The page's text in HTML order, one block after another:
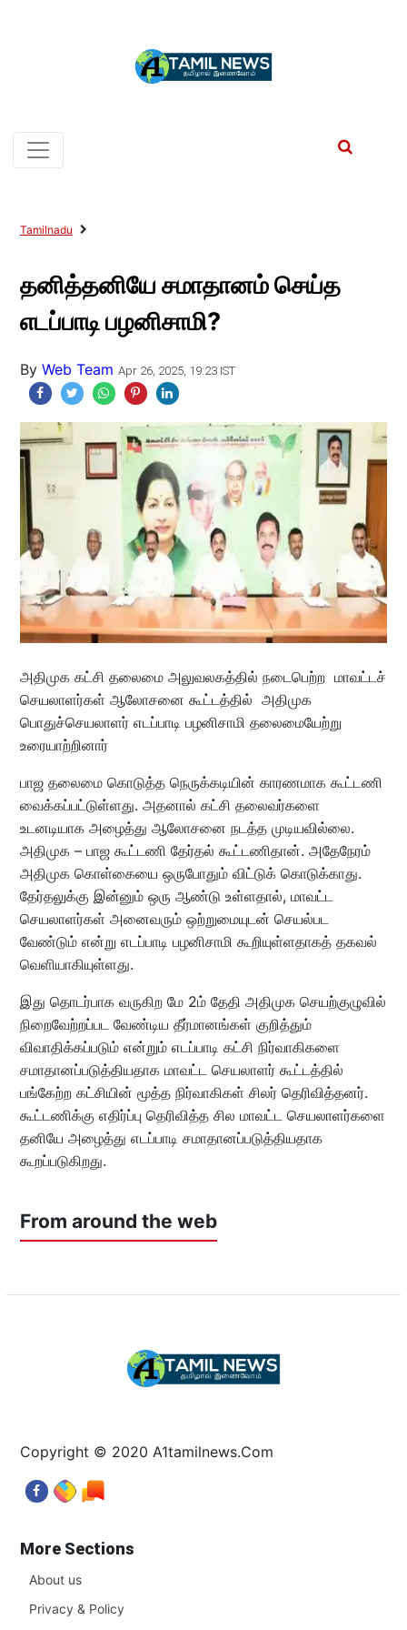
Tamilnadu
தனித்தனியே சமாதானம் செய்த
எடப்பாடி பழனிசாமி?
By Web Team Apr 26, 2025, 19:23 IST
அதிமுக கட்சி தலைமை அலுவலகத்தில் நடைபெற்ற மாவட்டச்
செயலாளர்கள் ஆலோசனை கூட்டத்தில் அதிமுக
பொதுச்செயலாளர் எடப்பாடி பழனிசாமி தலைமையேற்று
உரையாற்றினார்
பாஜ தலைமை கொடுத்த நெருக்கடியின் காரணமாக கூட்டணி
வைக்கப்பட்டுள்ளது. அதனால் கட்சி தலைவர்களை
உடனடியாக அழைத்து ஆலோசனை நடத்த முடியவில்லை.
அதிமுக – பாஜ கூட்டணி தேர்தல் கூட்டணிதான். அதேநேரம்
அதிமுக கொள்கையை ஒருபோதும் விட்டுக் கொடுக்காது.
தேர்தலுக்கு இன்னும் ஒரு ஆண்டு உள்ளதால், மாவட்ட
செயலாளர்கள் அனைவரும் ஒற்றுமையுடன் செயல்பட
வேண்டும் என்று எடப்பாடி பழனிசாமி கூறியுள்ளதாகத் தகவல்
வெளியாகியுள்ளது.
இது தொடர்பாக வருகிற மே 2ம் தேதி அதிமுக செயற்குழுவில்
நிறைவேற்றப்பட வேண்டிய தீர்மானங்கள் குறித்தும்
விவாதிக்கப்படும் என்றும் எடப்பாடி கட்சி நிர்வாகிகளை
சமாதானப்படுத்தியதாக மாவட்ட செயலாளர் கூட்டத்தில்
பங்கேற்ற கட்சியின் மூத்த நிர்வாகிகள் சிலர் தெரிவித்தனர்.
கூட்டணிக்கு எதிர்ப்பு தெரிவித்த சில மாவட்ட செயலாளர்களை
தனியே அழைத்து எடப்பாடி சமாதானப்படுத்தியதாக
கூறப்படுகிறது.
From around the web
Copyright © 2020 A1tamilnews.Com
More Sections
About us
Privacy & Policy